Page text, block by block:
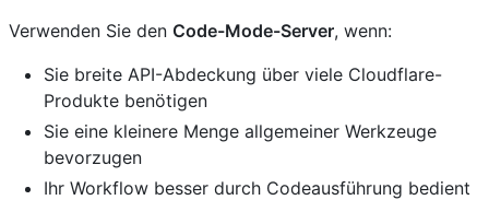
Verwenden Sie den Code-Mode-Server, wenn:
Sie breite API-Abdeckung über viele Cloudflare-
Produkte benötigen
Sie eine kleinere Menge allgemeiner Werkzeuge
bevorzugen
Ihr Workflow besser durch Codeausführung bedient